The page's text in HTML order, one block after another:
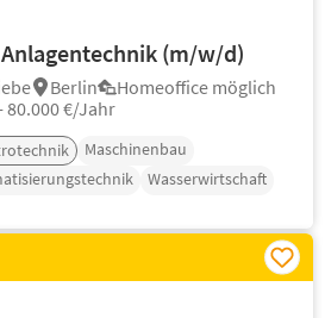
(m/w/d)
Berlin
Homeoffice möglich
80.000 €/Jahr
Maschinenbau
Wasserwirtschaft